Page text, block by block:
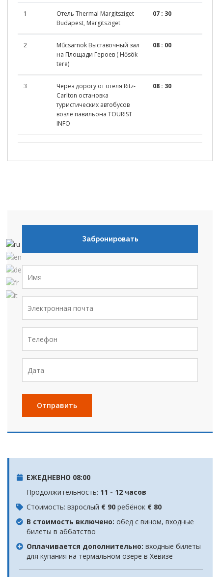
1
Отель Thermal Margitsziget
Budapest, Margitsziget
07 : 30
2
Műсsarnok Выставочный зал
на Площади Героев ( Hősök
tere)
08 : 00
3
Через дорогу от отеля Ritz-
Carlton остановка
туристических автобусов
возле павильона TOURIST
INFO
08 : 30
Забронировать
ЕЖЕДНЕВНО 08:00
Продолжительность: 11 - 12 часов
Стоимость: взрослый € 90 ребёнок € 80
В стоимость включено: обед с вином, входные
билеты в аббатство
Оплачивается дополнительно: входные билеты
для купания на термальном озере в Хевизе